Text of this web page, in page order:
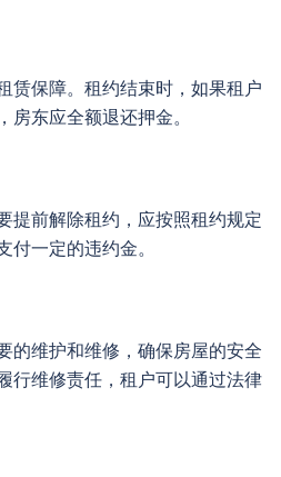
赁保障。租约结束时，如果租户
东应全额退还押金。
提前解除租约，应按照租约规定
付一定的违约金。
的维护和维修，确保房屋的安全
行维修责任，租户可以通过法律